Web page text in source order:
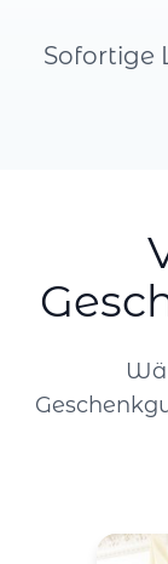
Sofortige